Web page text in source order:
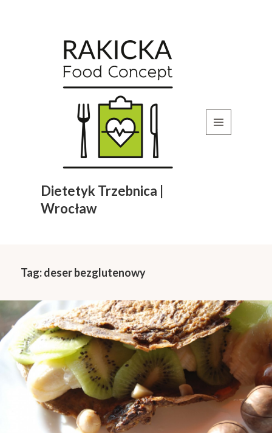
Dietetyk Trzebnica |
Wrocław
Tag:deser bezglutenowy